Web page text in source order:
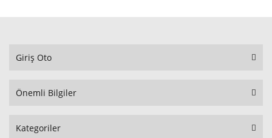
Giriş Oto
Önemli Bilgiler
Kategoriler